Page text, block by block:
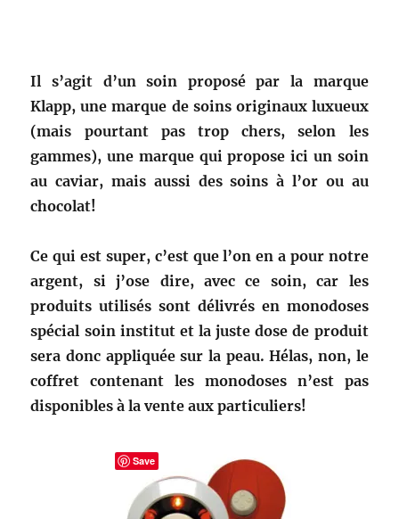
Il s’agit d’un soin proposé par la marque
Klapp, une marque de soins originaux luxueux
(mais pourtant pas trop chers, selon les
gammes), une marque qui propose ici un soin
au caviar, mais aussi des soins à l’or ou au
chocolat!
Ce qui est super, c’est que l’on en a pour notre
argent, si j’ose dire, avec ce soin, car les
produits utilisés sont délivrés en monodoses
spécial soin institut et la juste dose de produit
sera donc appliquée sur la peau. Hélas, non, le
coffret contenant les monodoses n’est pas
disponibles à la vente aux particuliers!
Save